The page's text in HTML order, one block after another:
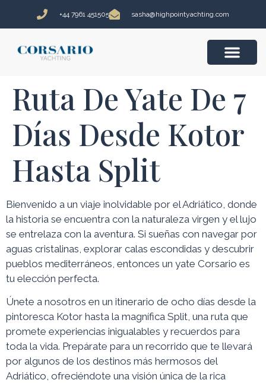
+44 7961 451505 sasha@highpointyachting.com
Ruta De Yate De 7
Días Desde Kotor
Hasta Split
Bienvenido a un viaje inolvidable por el Adriático, donde
la historia se encuentra con la naturaleza virgen y el lujo
se entrelaza con la aventura. Si sueñas con navegar por
aguas cristalinas, explorar calas escondidas y descubrir
pueblos mediterráneos, entonces un yate Corsario es
tu elección perfecta.
Únete a nosotros en un itinerario de ocho días desde la
pintoresca Kotor hasta la magnífica Split, una ruta que
promete experiencias inigualables y recuerdos para
toda la vida. Prepárate para un recorrido que te llevará
por algunos de los destinos más hermosos del
Adriático, ofreciéndote una visión única de la rica